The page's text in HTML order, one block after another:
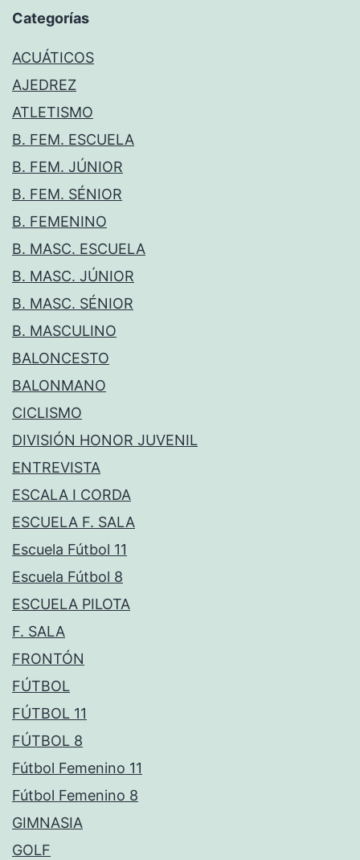
Categorías
ACUÁTICOS
AJEDREZ
ATLETISMO
B. FEM. ESCUELA
B. FEM. JÚNIOR
B. FEM. SÉNIOR
B. FEMENINO
B. MASC. ESCUELA
B. MASC. JÚNIOR
B. MASC. SÉNIOR
B. MASCULINO
BALONCESTO
BALONMANO
CICLISMO
DIVISIÓN HONOR JUVENIL
ENTREVISTA
ESCALA I CORDA
ESCUELA F. SALA
Escuela Fútbol 11
Escuela Fútbol 8
ESCUELA PILOTA
F. SALA
FRONTÓN
FÚTBOL
FÚTBOL 11
FÚTBOL 8
Fútbol Femenino 11
Fútbol Femenino 8
GIMNASIA
GOLF